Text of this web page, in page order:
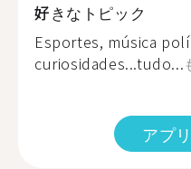
好きなトピック
Esportes, música
curiosidades...tudo...
アプ